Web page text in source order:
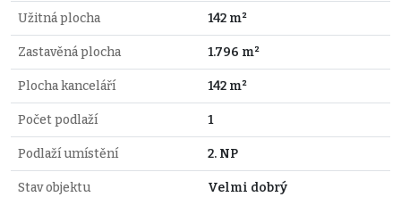
Užitná plocha 142 m²
Zastavěná plocha 1.796 m²
Plocha kanceláří 142 m²
Počet podlaží 1
Podlaží umístění 2. NP
Stav objektu Velmi dobrý